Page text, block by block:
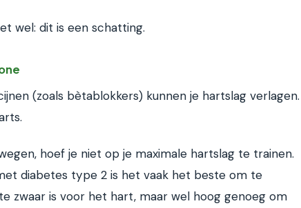
wel: dit is een schatting.
(zoals bètablokkers) kunnen je hartslag verlagen.
hoef je niet op je maximale hartslag te trainen.
diabetes type 2 is het vaak het beste om te
zwaar is voor het hart, maar wel hoog genoeg om